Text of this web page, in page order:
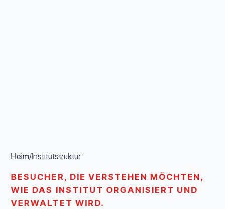
Heim/Institutstruktur
BESUCHER, DIE VERSTEHEN MÖCHTEN,
WIE DAS INSTITUT ORGANISIERT UND
VERWALTET WIRD.